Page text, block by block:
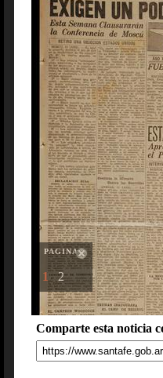
PAGINAS
1 2
Comparte esta noticia